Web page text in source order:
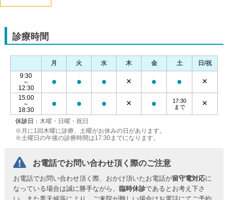
診療時間
休診日 ：木曜・日曜・祝日
※月に1回木曜に診療、土曜がお休みの日があります。
※土曜日の午後の診療時間は17:30までになります。
月 火 水 木 金 土
日/祝
9:30
～
12:30
● ● ● × ● ● ×
15:00
～
18:30
● ● ● × ●
17:30
まで
×
お電話でお問い合わせ頂く際のご注意
お電話でお問い合わせ頂く際、おかけ頂いたお電話が留守電対応に
なっている場合は誠に勝手ながら、
臨時休診であるとお考え下さ